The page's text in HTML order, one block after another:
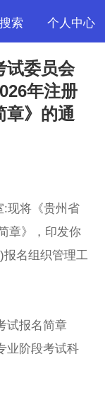
搜索 个人中心
试委员会
年注册
章》的通
:现将《贵州省
章》，印发你
名组织管理工
试报名简章
业阶段考试科